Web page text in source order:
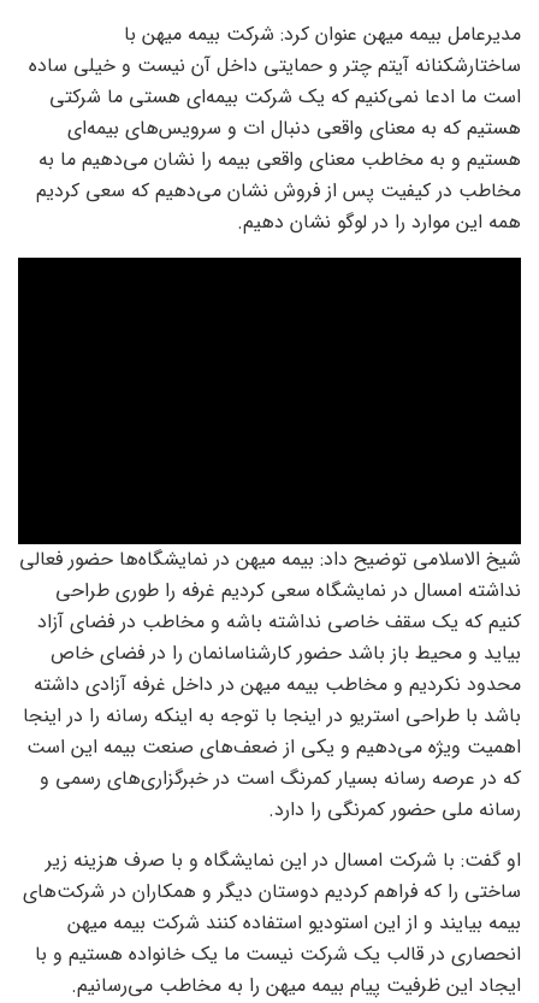
مدیرعامل بیمه میهن عنوان کرد: شرکت بیمه میهن با
ساختارشکنانه آیتم چتر و حمایتی داخل آن نیست و خیلی ساده
است ما ادعا نمی‌کنیم که یک شرکت بیمه‌ای هستی ما شرکتی
هستیم که به معنای واقعی دنبال ات و سرویس‌های بیمه‌ای
هستیم و به مخاطب معنای واقعی بیمه را نشان می‌دهیم ما به
مخاطب در کیفیت پس از فروش نشان می‌دهیم که سعی کردیم
همه این موارد را در لوگو نشان دهیم.
شیخ الاسلامی توضیح داد: بیمه میهن در نمایشگاه‌ها حضور فعالی
نداشته امسال در نمایشگاه سعی کردیم غرفه را طوری طراحی
کنیم که یک سقف خاصی نداشته باشه و مخاطب در فضای آزاد
بیاید و محیط باز باشد حضور کارشناسانمان را در فضای خاص
محدود نکردیم و مخاطب بیمه میهن در داخل غرفه آزادی داشته
باشد با طراحی استریو در اینجا با توجه به اینکه رسانه را در اینجا
اهمیت ویژه می‌دهیم و یکی از ضعف‌های صنعت بیمه این است
که در عرصه رسانه بسیار کمرنگ است در خبرگزاری‌های رسمی و
رسانه ملی حضور کمرنگی را دارد.
او گفت: با شرکت امسال در این نمایشگاه و با صرف هزینه زیر
ساختی را که فراهم کردیم دوستان دیگر و همکاران در شرکت‌های
بیمه بیایند و از این استودیو استفاده کنند شرکت بیمه میهن
انحصاری در قالب یک شرکت نیست ما یک خانواده هستیم و با
ایجاد این ظرفیت پیام بیمه میهن را به مخاطب می‌رسانیم.